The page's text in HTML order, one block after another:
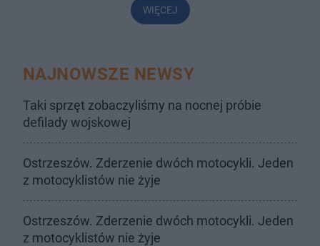
WIĘCEJ
NAJNOWSZE NEWSY
Taki sprzęt zobaczyliśmy na nocnej próbie
defilady wojskowej
Ostrzeszów. Zderzenie dwóch motocykli. Jeden
z motocyklistów nie żyje
Ostrzeszów. Zderzenie dwóch motocykli. Jeden
z motocyklistów nie żyje